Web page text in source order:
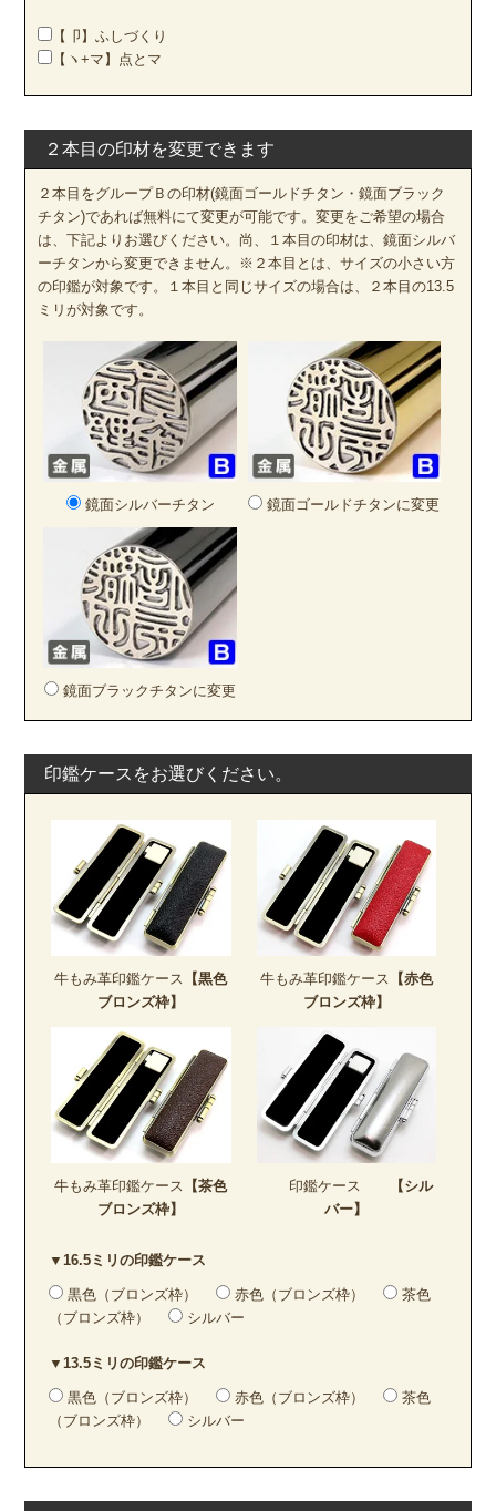
【卩】ふしづくり
【ヽ+マ】点とマ
２本目の印材を変更できます
２本目をグループＢの印材(鏡面ゴールドチタン・鏡面ブラック
チタン)であれば無料にて変更が可能です。変更をご希望の場合
は、下記よりお選びください。尚、１本目の印材は、鏡面シルバ
ーチタンから変更できません。※２本目とは、サイズの小さい方
の印鑑が対象です。１本目と同じサイズの場合は、２本目の13.5
ミリが対象です。
鏡面シルバーチタン 鏡面ゴールドチタンに変更
鏡面ブラックチタンに変更
印鑑ケースをお選びください。
牛もみ革印鑑ケース 【黒色
ブロンズ枠】
牛もみ革印鑑ケース 【赤色
ブロンズ枠】
牛もみ革印鑑ケース 【茶色
ブロンズ枠】
印鑑ケース
【シル
バー】
▼16.5ミリの印鑑ケース
黒色（ブロンズ枠） 赤色（ブロンズ枠）
茶色
（ブロンズ枠）
シルバー
▼13.5ミリの印鑑ケース
黒色（ブロンズ枠） 赤色（ブロンズ枠）
茶色
（ブロンズ枠）
シルバー